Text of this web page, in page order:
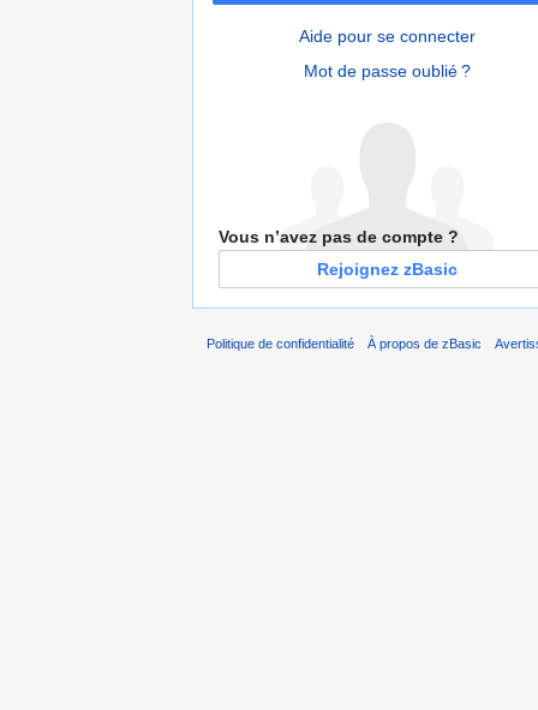
Aide pour se connecter
Mot de passe oublié ?
Vous n’avez pas de compte ?
Rejoignez zBasic
Politique de confidentialité À propos de zBasic